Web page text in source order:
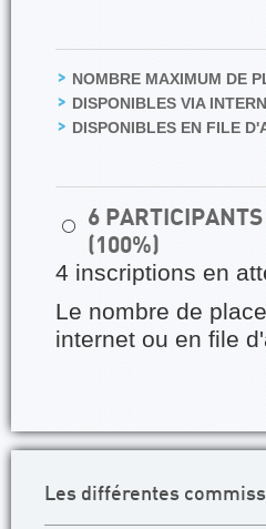
NOMBRE MAXIMUM DE
DISPONIBLES VIA
DISPONIBLES EN FILE
⚪
6
(100%)
4 inscriptions en
Le nombre de
internet ou en file
Les différentes